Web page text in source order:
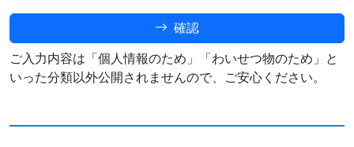
確認
ご入力内容は「個人情報のため」「わいせつ物のため」と
いった分類以外公開されませんので、ご安心ください。